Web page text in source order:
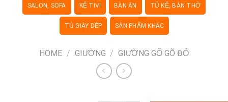
SALON, SOFA KỆ TIVI BÀN ĂN TỦ KỆ, BÀN THỜ
TỦ GIÀY DÉP SẢN PHẨM KHÁC
HOME / GIƯỜNG / GIƯỜNG GỖ GÕ ĐỎ